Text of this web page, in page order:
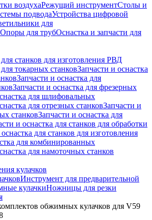
воздухаРежущий инструментСтолы и
подводаУстройства цифровой
для
Опоры для трубОснастка и запчасти для
станков для изготовления РВД
токарных станковЗапчасти и оснастка
Запчасти и оснастка для
Запчасти и оснастка для фрезерных
для шлифовальных
для отрезных станковЗапчасти и
станковЗапчасти и оснастка для
и оснастка для станков для обработки
для станков для изготовления
для комбинированных
для намоточных станков
кулачков
Инструмент для предварительной
кулачкиНожницы для резки
обжимных кулачков для V59